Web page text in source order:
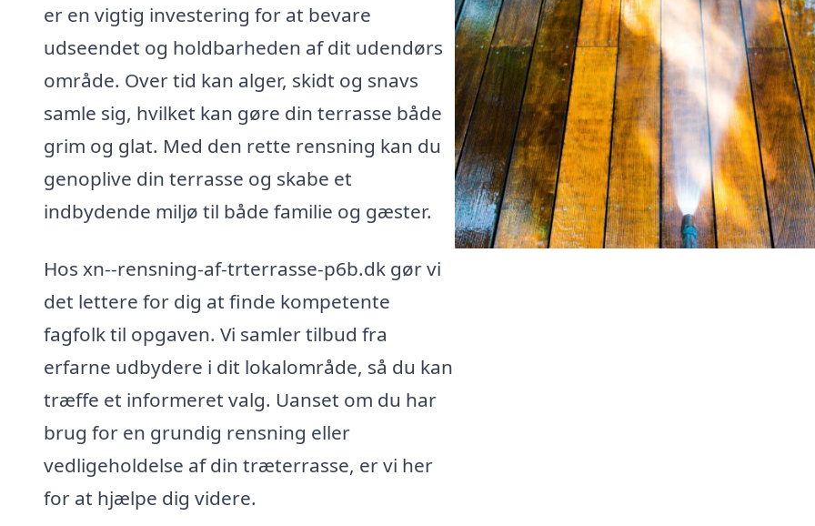
er en vigtig investering for at bevare
udseendet og holdbarheden af dit udendørs
område. Over tid kan alger, skidt og snavs
samle sig, hvilket kan gøre din terrasse både
grim og glat. Med den rette rensning kan du
genoplive din terrasse og skabe et
indbydende miljø til både familie og gæster.
Hos xn--rensning-af-trterrasse-p6b.dk gør vi
det lettere for dig at finde kompetente
fagfolk til opgaven. Vi samler tilbud fra
erfarne udbydere i dit lokalområde, så du kan
træffe et informeret valg. Uanset om du har
brug for en grundig rensning eller
vedligeholdelse af din træterrasse, er vi her
for at hjælpe dig videre.